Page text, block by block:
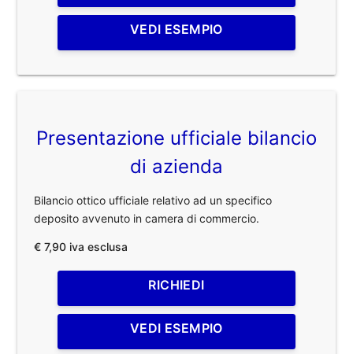
VEDI ESEMPIO
Presentazione ufficiale bilancio
di azienda
Bilancio ottico ufficiale relativo ad un specifico
deposito avvenuto in camera di commercio.
€ 7,90 iva esclusa
RICHIEDI
VEDI ESEMPIO